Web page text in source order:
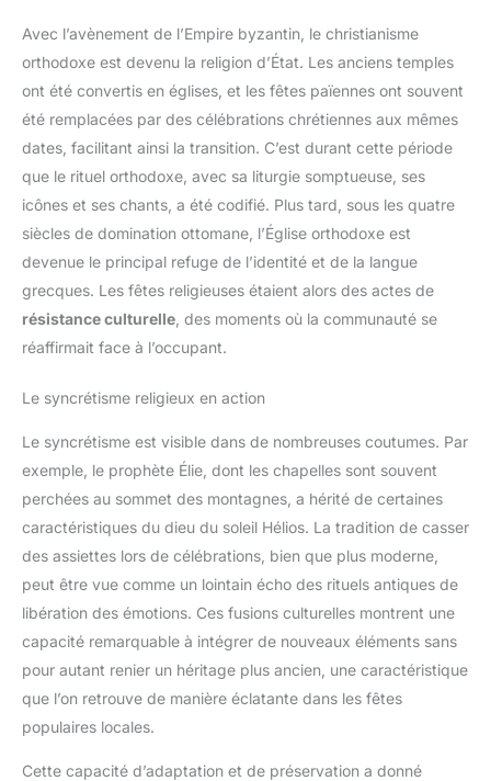
Avec l’avènement de l’Empire byzantin, le christianisme
orthodoxe est devenu la religion d’État. Les anciens temples
ont été convertis en églises, et les fêtes païennes ont souvent
été remplacées par des célébrations chrétiennes aux mêmes
dates, facilitant ainsi la transition. C’est durant cette période
que le rituel orthodoxe, avec sa liturgie somptueuse, ses
icônes et ses chants, a été codifié. Plus tard, sous les quatre
siècles de domination ottomane, l’Église orthodoxe est
devenue le principal refuge de l’identité et de la langue
grecques. Les fêtes religieuses étaient alors des actes de
résistance culturelle , des moments où la communauté se
réaffirmait face à l’occupant.
Le syncrétisme religieux en action
Le syncrétisme est visible dans de nombreuses coutumes. Par
exemple, le prophète Élie, dont les chapelles sont souvent
perchées au sommet des montagnes, a hérité de certaines
caractéristiques du dieu du soleil Hélios. La tradition de casser
des assiettes lors de célébrations, bien que plus moderne,
peut être vue comme un lointain écho des rituels antiques de
libération des émotions. Ces fusions culturelles montrent une
capacité remarquable à intégrer de nouveaux éléments sans
pour autant renier un héritage plus ancien, une caractéristique
que l’on retrouve de manière éclatante dans les fêtes
populaires locales.
Cette capacité d’adaptation et de préservation a donné